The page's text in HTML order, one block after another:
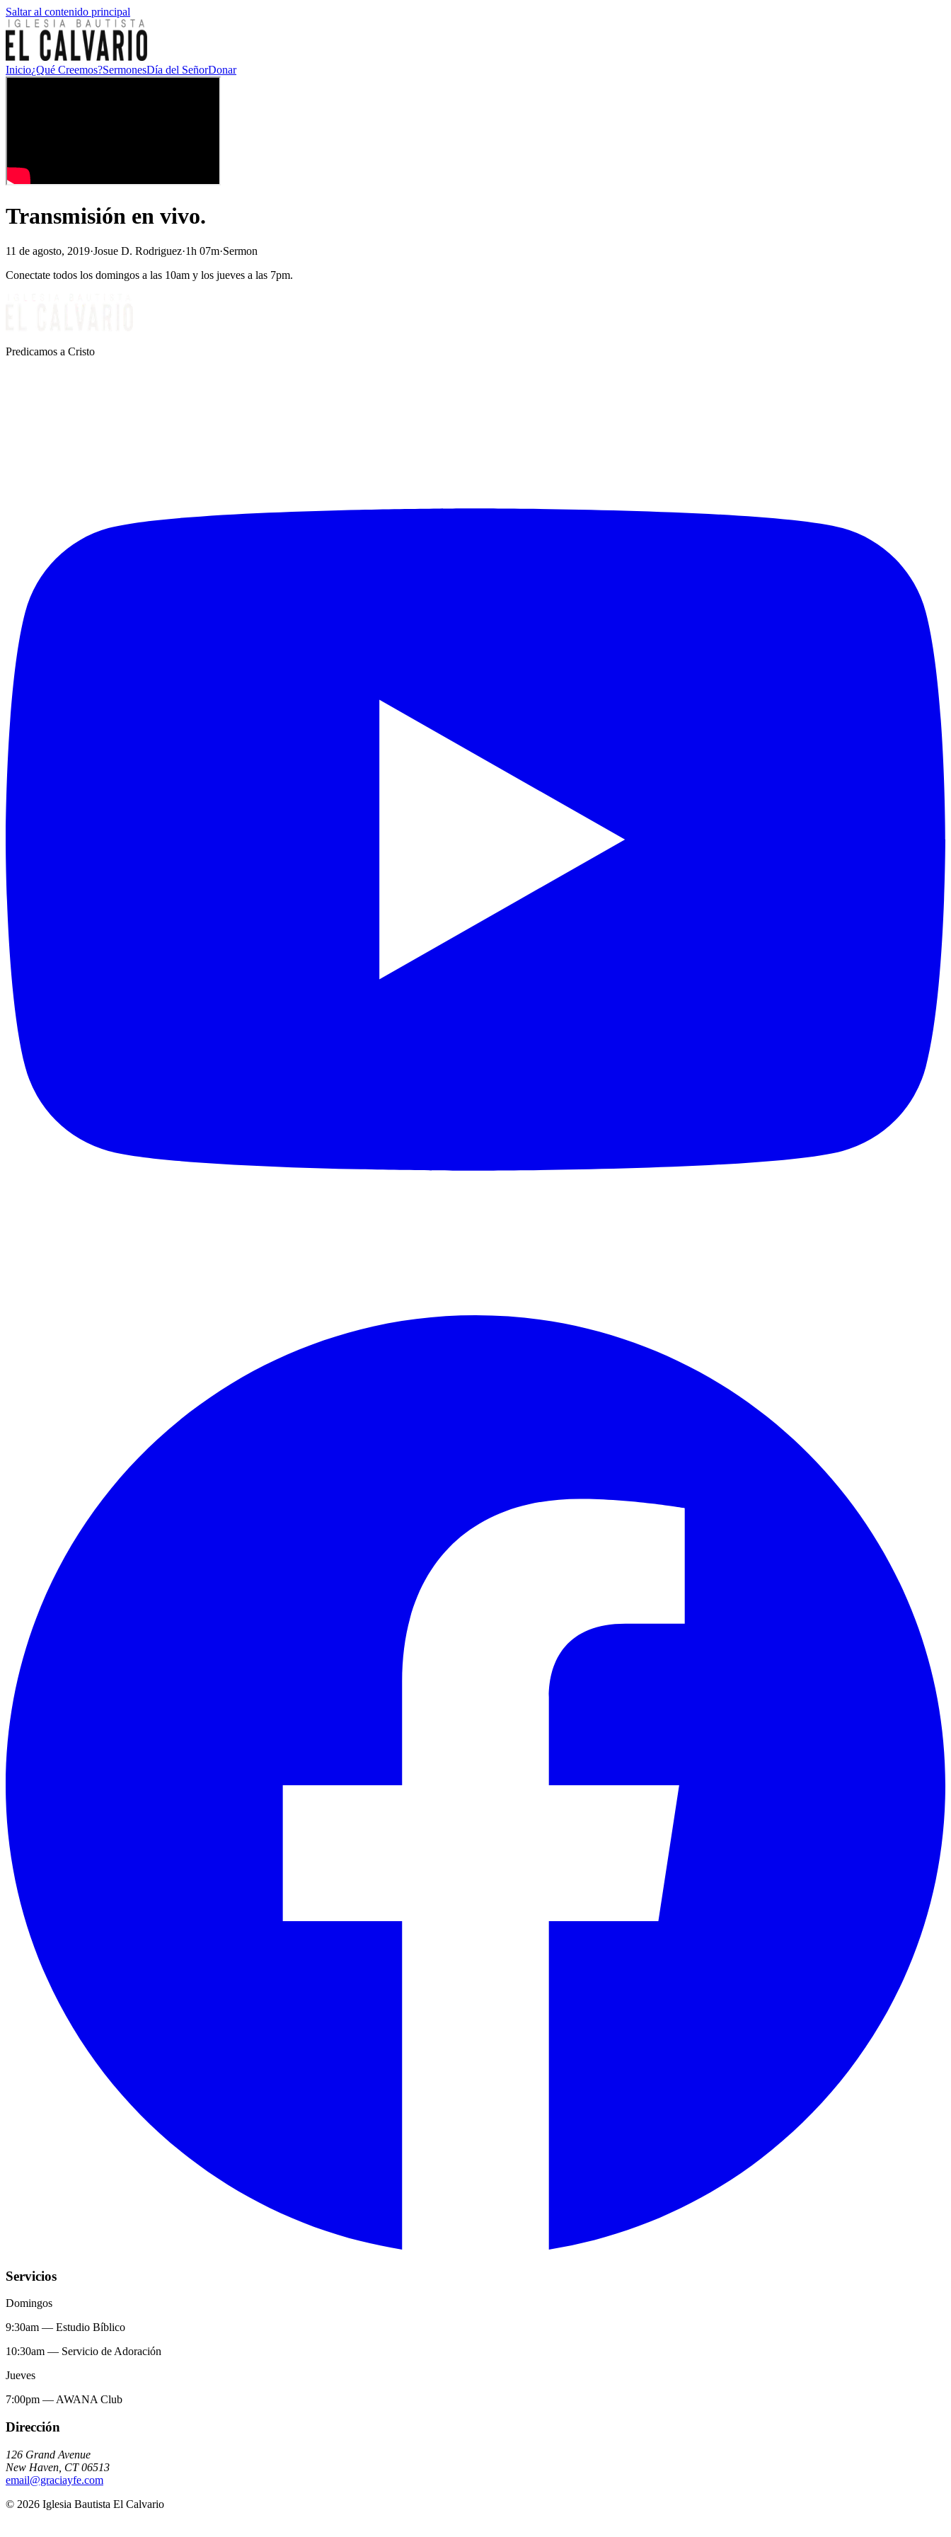
Saltar al contenido principal
Inicio¿Qué Creemos?SermonesDía del SeñorDonar
Transmisión en vivo.
11 de agosto, 2019·Josue D. Rodriguez·1h 07m·Sermon
Conectate todos los domingos a las 10am y los jueves a las 7pm.
Predicamos a Cristo
Servicios
Domingos
9:30am — Estudio Bíblico
10:30am — Servicio de Adoración
Jueves
7:00pm — AWANA Club
Dirección
126 Grand Avenue
New Haven CT 06513
email@graciayfe.com
© 2026 Iglesia Bautista El Calvario